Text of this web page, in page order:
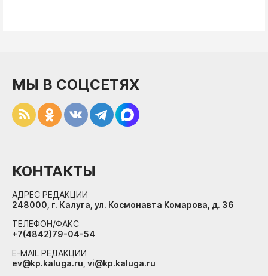
МЫ В СОЦСЕТЯХ
КОНТАКТЫ
АДРЕС РЕДАКЦИИ
248000, г. Калуга, ул. Космонавта Комарова, д. 36
ТЕЛЕФОН/ФАКС
+7(4842)79-04-54
E-MAIL РЕДАКЦИИ
ev@kp.kaluga.ru, vi@kp.kaluga.ru